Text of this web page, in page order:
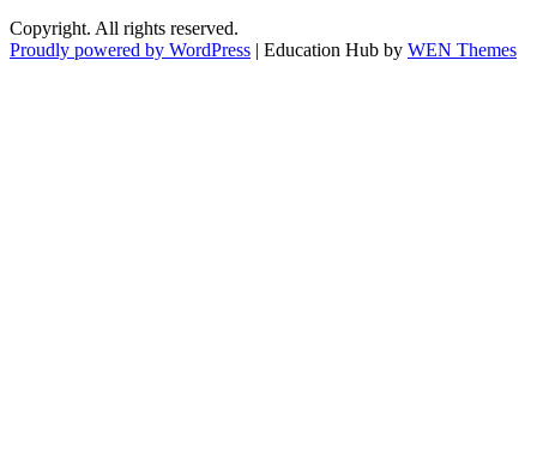
Copyright. All rights reserved.
Proudly powered by WordPress | Education Hub by WEN Themes